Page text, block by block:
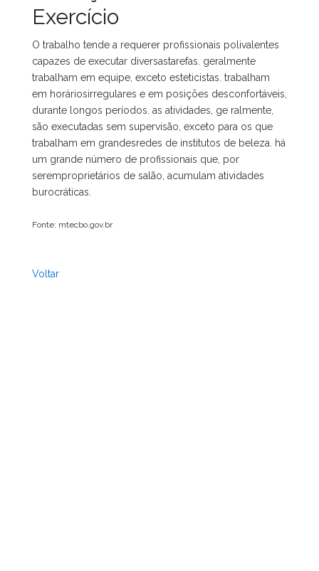
Exercício
O trabalho tende a requerer profissionais polivalentes
capazes de executar diversastarefas. geralmente
trabalham em equipe, exceto esteticistas. trabalham
em horáriosirregulares e em posições desconfortáveis,
durante longos períodos. as atividades, ge ralmente,
são executadas sem supervisão, exceto para os que
trabalham em grandesredes de institutos de beleza. há
um grande número de profissionais que, por
seremproprietários de salão, acumulam atividades
burocráticas.
Fonte: mtecbo.gov.br
Voltar